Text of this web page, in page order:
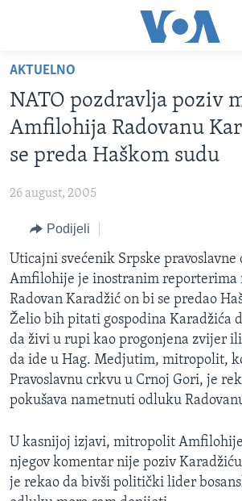
glavni
sadržaj
Pređi
na
glavnu
Idi
pretragu
VIDEO
FOTOGRAFIJE DANA
SJEDINJENE AMERIČKE DRŽAVE
BOSNA I HERCEGOVINA
SVIJET
NAUKA I TEHNOLOGIJA
SPECIJALNI PROJEKTI
KORUPCIJA
SLOBODA MEDIJA
ŽENSKA STRANA
IZBJEGLIČKA STRANA
MAGAZIN
O GLASU AMERIKE
Learning English
AKTUELNO
NATO pozdravlja poziv
Amfilohija Radovanu
se preda Haškom sudu
26 august, 2005
Podijeli
Uticajni svećenik Srpske
Amfilohije je inostranim reporterima
Radovan Karadžić on bi se predao
Želio bih pitati gospodina Karadžića
da živi u rupi kao progonjena zvijer
da ide u Hag. Medjutim, mitropolit,
Pravoslavnu crkvu u Crnoj Gori, je
pokušava nametnuti odluku
U kasnijoj izjavi, mitropolit
njegov komentar nije poziv
je rekao da bivši politički lider